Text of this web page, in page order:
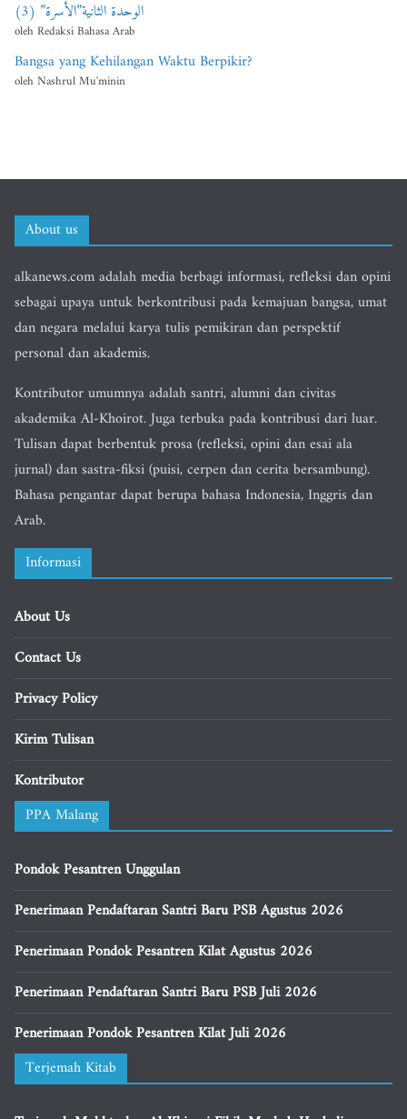
الوحدة الثانية”الأسرة” (3)
oleh Redaksi Bahasa Arab
Bangsa yang Kehilangan Waktu Berpikir?
oleh Nashrul Mu'minin
About us
alkanews.com adalah media berbagi informasi, refleksi dan opini
sebagai upaya untuk berkontribusi pada kemajuan bangsa, umat
dan negara melalui karya tulis pemikiran dan perspektif
personal dan akademis.
Kontributor umumnya adalah santri, alumni dan civitas
akademika Al-Khoirot. Juga terbuka pada kontribusi dari luar.
Tulisan dapat berbentuk prosa (refleksi, opini dan esai ala
jurnal) dan sastra-fiksi (puisi, cerpen dan cerita bersambung).
Bahasa pengantar dapat berupa bahasa Indonesia, Inggris dan
Arab.
Informasi
About Us
Contact Us
Privacy Policy
Kirim Tulisan
Kontributor
PPA Malang
Pondok Pesantren Unggulan
Penerimaan Pendaftaran Santri Baru PSB Agustus 2026
Penerimaan Pondok Pesantren Kilat Agustus 2026
Penerimaan Pendaftaran Santri Baru PSB Juli 2026
Penerimaan Pondok Pesantren Kilat Juli 2026
Terjemah Kitab